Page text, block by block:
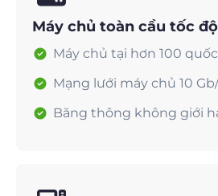
Máy chủ toàn cầu tốc
Máy chủ tại hơn 100
Mạng lưới máy chủ 10
Băng thông không giới